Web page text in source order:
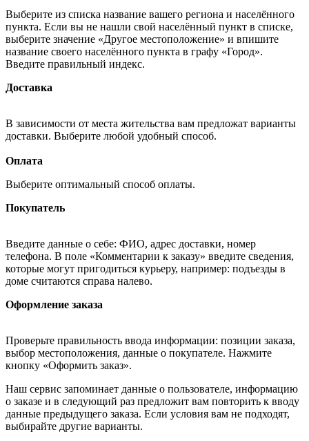
Выберите из списка название вашего региона и населённого
пункта. Если вы не нашли свой населённый пункт в списке,
выберите значение «Другое местоположение» и впишите
название своего населённого пункта в графу «Город».
Введите правильный индекс.
Доставка
В зависимости от места жительства вам предложат варианты
доставки. Выберите любой удобный способ.
Оплата
Выберите оптимальный способ оплаты.
Покупатель
Введите данные о себе: ФИО, адрес доставки, номер
телефона. В поле «Комментарии к заказу» введите сведения,
которые могут пригодиться курьеру, например: подъезды в
доме считаются справа налево.
Оформление заказа
Проверьте правильность ввода информации: позиции заказа,
выбор местоположения, данные о покупателе. Нажмите
кнопку «Оформить заказ».
Наш сервис запоминает данные о пользователе, информацию
о заказе и в следующий раз предложит вам повторить к вводу
данные предыдущего заказа. Если условия вам не подходят,
выбирайте другие варианты.